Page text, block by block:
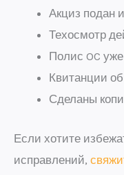
Акциз подан
Техосмотр
Полис OC
Квитанции
Сделаны
Если хотите
исправлений,